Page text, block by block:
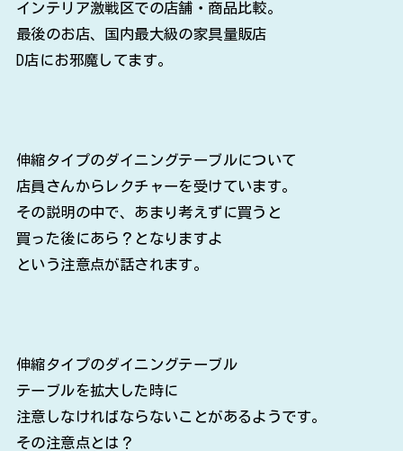
インテリア激戦区での店舗・商品比較。
最後のお店、国内最大級の家具量販店
D店にお邪魔してます。
伸縮タイプのダイニングテーブルについて
店員さんからレクチャーを受けています。
その説明の中で、あまり考えずに買うと
買った後にあら？となりますよ
という注意点が話されます。
伸縮タイプのダイニングテーブル
テーブルを拡大した時に
注意しなければならないことがあるようです。
その注意点とは？